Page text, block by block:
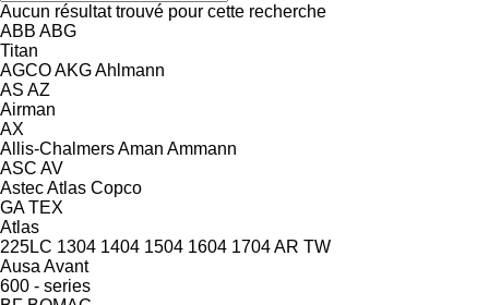
Aucun résultat trouvé pour cette recherche
ABB ABG
Titan
AGCOAKGAhlmann
AS AZ
Airman
AX
Allis-ChalmersAman Ammann
ASC AV
AstecAtlas Copco
GA TEX
Atlas
225LC 1304 1404 1504 1604 1704AR TW
Ausa Avant
600 - series